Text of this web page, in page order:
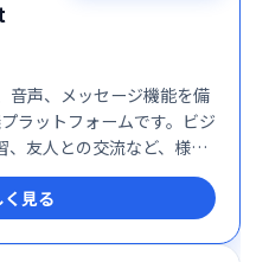
声、メッセージ機能を備
ラットフォームです。ビジ
、友人との交流など、様々
シンプルで高機能なインタ
ミュニケーションを実
や仲間と簡単に繋がること
ンから利用でき、ビジネス
見る